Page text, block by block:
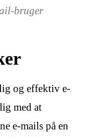
bruger
og effektiv e-
med at
e-mails på en